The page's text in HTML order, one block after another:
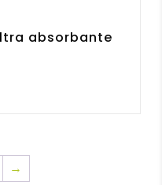
absorbante
€
→